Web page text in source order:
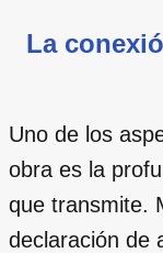
La
Uno de los
obra es la
que transmite.
declaración de